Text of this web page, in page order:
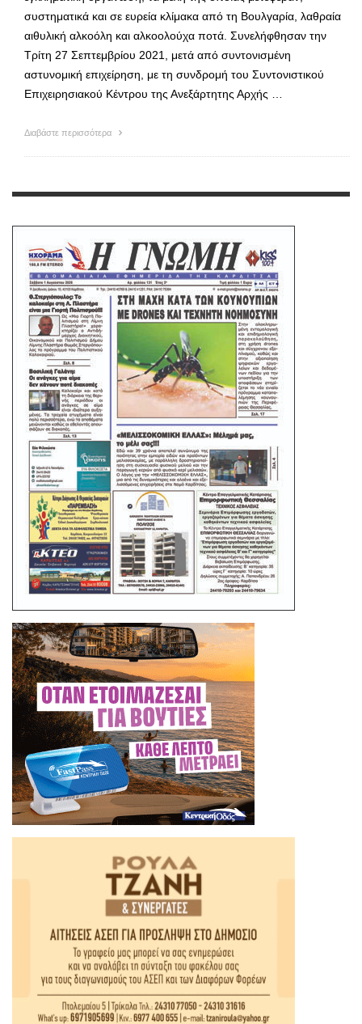
συστηματικά και σε ευρεία κλίμακα από τη Βουλγαρία, λαθραία
αιθυλική αλκοόλη και αλκοολούχα ποτά. Συνελήφθησαν την
Τρίτη 27 Σεπτεμβρίου 2021, μετά από συντονισμένη
αστυνομική επιχείρηση, με τη συνδρομή του Συντονιστικού
Επιχειρησιακού Κέντρου της Ανεξάρτητης Αρχής …
Διαβάστε περισσότερα